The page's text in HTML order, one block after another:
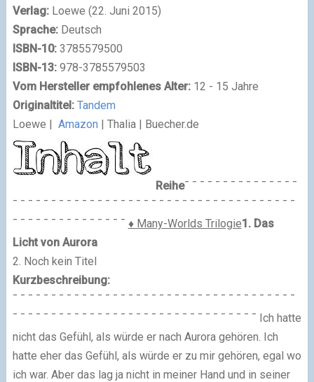
Verlag:Loewe (22. Juni 2015)
Sprache:Deutsch
ISBN-10:3785579500
ISBN-13:978-3785579503
Vom Hersteller empfohlenes Alter:12 - 15 Jahre
Originaltitel: Tandem
Loewe | Amazon | Thalia | Buecher.de
Reihe¯ ¯ ¯ ¯ ¯ ¯ ¯ ¯ ¯ ¯ ¯ ¯ ¯ ¯ ¯
¯ ¯ ¯ ¯ ¯ ¯ ¯ ¯ ¯ ¯ ¯ ¯ ¯ ¯ ¯ ¯ ¯ ¯ ¯ ¯ ¯ ¯ ¯ ¯ ¯ ¯ ¯ ¯ ¯ ¯ ¯ ¯ ¯ ¯ ¯ ¯ ¯
¯ ¯ ¯ ¯ ¯ ¯ ¯ ¯ ¯ ¯ ¯ ¯ ¯ ¯ ¯ ♦ Many-Worlds Trilogie1. Das
Licht von Aurora
2. Noch kein Titel
Kurzbeschreibung:
¯ ¯ ¯ ¯ ¯ ¯ ¯ ¯ ¯ ¯ ¯ ¯ ¯ ¯ ¯ ¯ ¯ ¯ ¯ ¯ ¯ ¯ ¯ ¯ ¯ ¯ ¯ ¯ ¯ ¯ ¯ ¯ ¯ ¯ ¯ ¯ ¯
¯ ¯ ¯ ¯ ¯ ¯ ¯ ¯ ¯ ¯ ¯ ¯ ¯ ¯ ¯ ¯ ¯ ¯ ¯ ¯ ¯ ¯ ¯ ¯ ¯ ¯ ¯ ¯ ¯ ¯ ¯ ¯ Ich hatte
nicht das Gefühl, als würde er nach Aurora gehören. Ich
hatte eher das Gefühl, als würde er zu mir gehören, egal wo
ich war. Aber das lag ja nicht in meiner Hand und in seiner